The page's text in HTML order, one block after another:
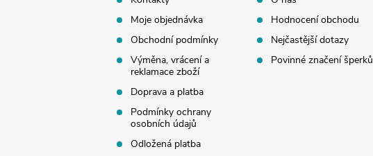
Moje objednávka
Obchodní podmínky
Výměna, vrácení a
reklamace zboží
Doprava a platba
Podmínky ochrany
osobních údajů
Odložená platba
Hodnocení obchodu
Nejčastější dotazy
Povinné značení šperků